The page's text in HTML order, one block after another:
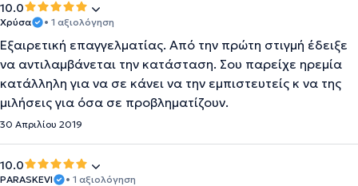
10.0
Χρύσα • 1 αξιολόγηση
Εξαιρετική επαγγελματίας. Από την πρώτη στιγμή έδειξε
να αντιλαμβάνεται την κατάσταση. Σου παρείχε ηρεμία
κατάλληλη για να σε κάνει να την εμπιστευτείς κ να της
μιλήσεις για όσα σε προβληματίζουν.
30 Απριλίου 2019
10.0
PARASKEVI • 1 αξιολόγηση